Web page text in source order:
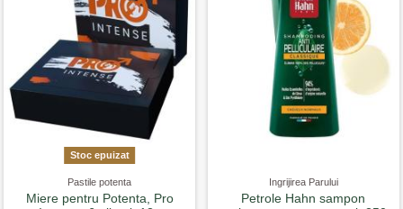
Stoc epuizat
Pastile potenta
Miere pentru Potenta, Pro
Ingrijirea Parului
Petrole Hahn sampon